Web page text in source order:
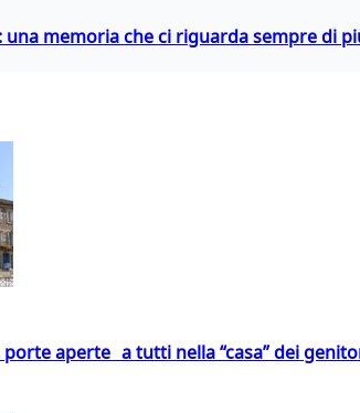
memoria che ci riguarda sempre di
aperte a tutti nella “casa” dei